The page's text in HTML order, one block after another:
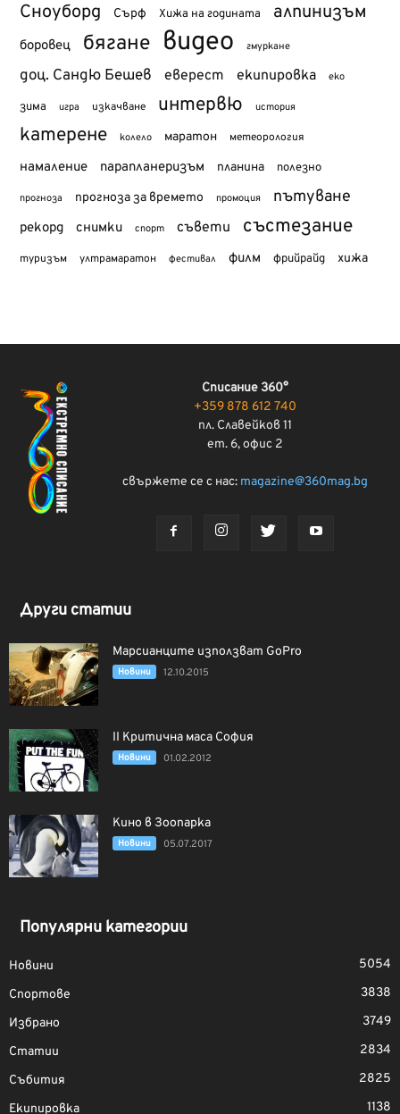
Сноуборд Сърф Хижа на годината алпинизъм
боровец бягане видео гмуркане
доц. Сандю Бешев еверест екипировка еко
зима игра изкачване интервю история
катерене колело маратон метеорология
намаление парапланеризъм планина полезно
прогноза прогноза за времето промоция пътуване
рекорд снимки спорт съвети състезание
туризъм ултрамаратон фестивал филм фрийрайд хижа
Списание 360°
+359 878 612 740
пл. Славейков 11
ет. 6, офис 2
свържете се с нас: magazine@360mag.bg
Други статии
Марсианците използват GoPro
Новини 12.10.2015
II Критична маса София
Новини 01.02.2012
Кино в Зоопарка
Новини 05.07.2017
Популярни категории
Новини
5054
Спортове
3838
Избрано
3749
Статии
2834
Събития
2825
Екипировка
1138